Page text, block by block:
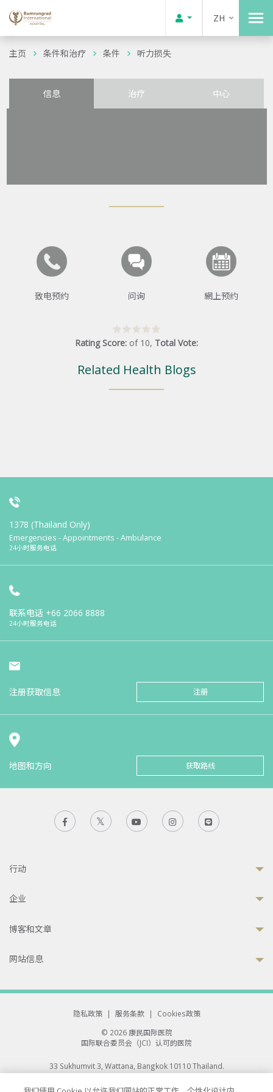
ZH
主页 条件和治疗 条件 听力损失
信息 治疗 中心
致电预约 问询 網上预约
Rating Score: of 10, Total Vote:
Related Health Blogs
1378 (Thailand Only)
Emergencies - Appointments - Ambulance
24小时服务电话
联系电话 +66 2066 8888
24小时服务电话
注册获取信息 注册
地图和方向 获取路线
行动
企业
博客和文章
网站信息
隐私政策 | 服务条款 |
Cookies政策
© 2026 康民国际医院
国际联合委员会（JCI）认可的医院
33 Sukhumvit 3, Wattana, Bangkok 10110 Thailand.
All rights reserved.